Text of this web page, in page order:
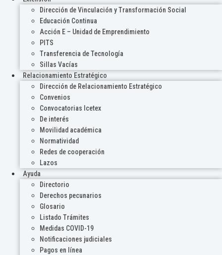
Dirección de Vinculación y Transformación Social
Educación Continua
Acción E – Unidad de Emprendimiento
PITS
Transferencia de Tecnología
Sillas Vacías
Relacionamiento Estratégico
Dirección de Relacionamiento Estratégico
Convenios
Convocatorias Icetex
De interés
Movilidad académica
Normatividad
Redes de cooperación
Lazos
Ayuda
Directorio
Derechos pecunarios
Glosario
Listado Trámites
Medidas COVID-19
Notificaciones judiciales
Pagos en línea